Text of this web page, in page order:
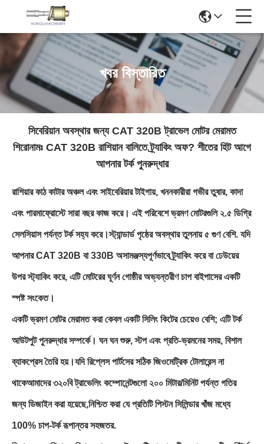
খবর বিস্তারিত
সিবেরিয়ান অবস্থার জন্য CAT 320B ট্রাভেল মোটর মেরামত
শিরোনামঃ CAT 320B রাশিয়ান বালিতে ট্র্যাকিং অফ? শীতের হিট আগে
আপনার টর্ক পুনরুদ্ধার
রাশিয়ার কাঠ কাটার অঞ্চল এবং সাইবেরিয়ার টাইগায়, খননকারীরা গভীর তুষার, কাদা
এবং পারমাফ্রোস্টে সারা বছর কাজ করে। এই পরিবেশে ভ্রমণ মোটরগুলি ২.৫ ডিগ্রি
সেলসিয়াস পর্যন্ত টর্ক সহ্য করে।স্ট্যান্ডার্ড পৃষ্ঠের অবস্থার তুলনায় ৫ গুণ বেশি. যদি
আপনার CAT 320B বা 330B অসামঞ্জস্যপূর্ণভাবে ট্র্যাকিং করে বা ঢেউয়ের
উপর স্ট্যাকিং করে, এটি মোটরের ঘূর্ণন গোষ্ঠীর অভ্যন্তরীণ চাপ বাইপাসের একটি
স্পষ্ট সংকেত।
একটি ভ্রমণ মোটর মেরামত করা কেবল একটি সিলিং কিটের চেয়েও বেশি; এটি টর্ক
আউটপুট পুনরুদ্ধার সম্পর্কে। ঘন ঘন শুরু, স্টপ এবং প্রতি-ভ্রমনের সময়, বিশাল
ব্যাকপ্রেস তৈরি হয়।যদি রিপ্লেস পার্টসের সঠিক জিওমেট্রিক টোলারেন্স না
থাকেআমাদের ৩২০বি ট্রাভেলিং কম্পোনেন্টগুলো ২০০ মিটার/মিনিট পর্যন্ত গতির
জন্য ডিজাইন করা হয়েছে,নিশ্চিত করা যে প্রতিটি পিস্টন সিলিন্ডার খাঁজ মধ্যে
100% চাপ-টর্ক রূপান্তর সহজতর.